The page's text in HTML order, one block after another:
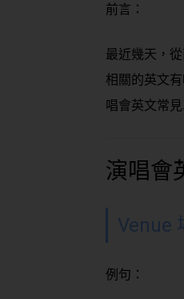
前言：
最近幾天，
相關的英文
唱會英文常
演唱會
Venue
例句：